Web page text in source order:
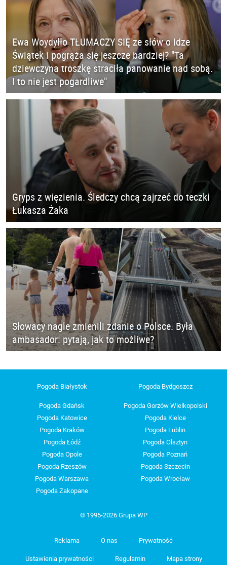
Ewa Woydyłło TŁUMACZY SIĘ ze słów o Idze
Świątek i pogrąża się jeszcze bardziej? "Ta
dziewczyna troszkę straciła panowanie nad sobą.
I to nie jest pogardliwe"
Gryps z więzienia. Śledczy chcą zajrzeć do teczki
Łukasza Żaka
Słowacy nagle zmienili zdanie o Polsce. Była
ambasador: pytają, jak to możliwe?
Pogoda Białystok Pogoda Bydgoszcz
Pogoda Gdańsk
Pogoda Gorzów Wielkopolski
Pogoda Katowice
Pogoda Kielce
Pogoda Kraków
Pogoda Lublin
Pogoda Łódź
Pogoda Olsztyn
Pogoda Opole
Pogoda Poznań
Pogoda Rzeszów
Pogoda Szczecin
Pogoda Warszawa
Pogoda Wrocław
Pogoda Zakopane
© 1995-2026 Grupa WP
Reklama O nas Prywatność
Ustawienia prywatności Regulamin Mapa strony